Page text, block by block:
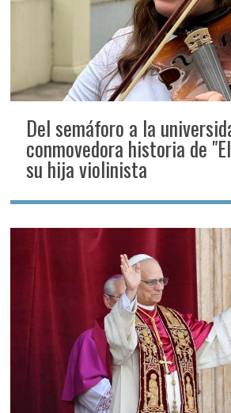
Del semáforo a la
conmovedora historia de
su hija violinista